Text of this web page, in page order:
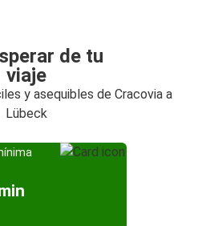
de tu
viaje
y asequibles de Cracovia a
Lübeck